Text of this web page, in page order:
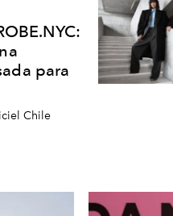
para
Chile